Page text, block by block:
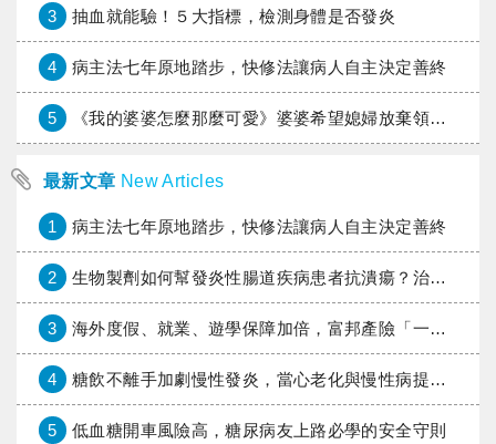
3 抽血就能驗！５大指標，檢測身體是否發炎
4 病主法七年原地踏步，快修法讓病人自主決定善終
5 《我的婆婆怎麼那麼可愛》婆婆希望媳婦放棄領取已故兒子身故理賠金，可以這樣做嗎？
最新文章 New Articles
1 病主法七年原地踏步，快修法讓病人自主決定善終
2 生物製劑如何幫發炎性腸道疾病患者抗潰瘍？治療進展與健保給付困境一次看
3 海外度假、就業、遊學保障加倍，富邦產險「一期逐夢」專案加碼遠距醫療與緊急救援
4 糖飲不離手加劇慢性發炎，當心老化與慢性病提早報到
5 低血糖開車風險高，糖尿病友上路必學的安全守則